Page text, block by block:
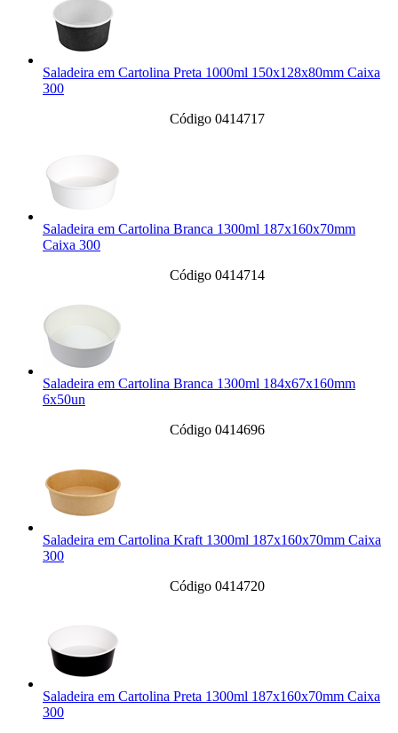
Saladeira em Cartolina Preta 1000ml 150x128x80mm Caixa
300
Código 0414717
Saladeira em Cartolina Branca 1300ml 187x160x70mm
Caixa 300
Código 0414714
Saladeira em Cartolina Branca 1300ml 184x67x160mm
6x50un
Código 0414696
Saladeira em Cartolina Kraft 1300ml 187x160x70mm Caixa
300
Código 0414720
Saladeira em Cartolina Preta 1300ml 187x160x70mm Caixa
300